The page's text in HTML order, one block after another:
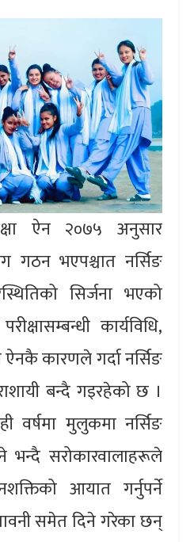
ऐन २०७५ अनुसार
गठन भएपश्चात नर्सिङ
सिर्जना भएको
कार्यविधि,
कारणले गर्दा नर्सिङ
बन्दै गइरहेको छ ।
वर्षमा मुलुकमा नर्सिङ
सरोकारवालाहरूले
आयात गर्नुपर्ने
समेत दिने गरेका छन्